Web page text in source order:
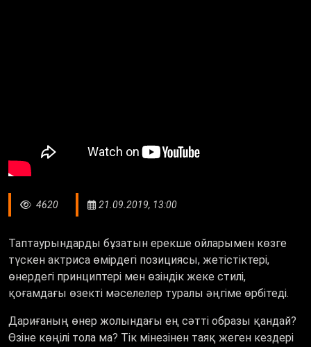
4620 21.09.2019, 13:00
Таптаурындарды бұзатын ерекше ойларымен көзге
түскен актриса өмірдегі позициясы, жетістіктері,
өнердегі принциптері мен өзіндік жеке стилі,
қоғамдағы өзекті мәселелер туралы әңгіме өрбітеді.
Дариғаның өнер жолындағы ең сәтті образы қандай?
Өзіне көңілі тола ма? Тік мінезінен таяқ жеген кездері